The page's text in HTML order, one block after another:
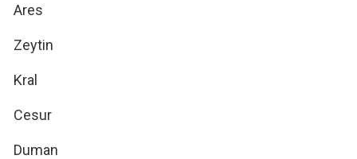
Ares
Zeytin
Kral
Cesur
Duman